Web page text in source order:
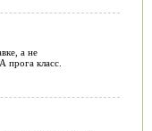
а не
прога класс.